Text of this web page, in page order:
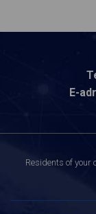
E-
Residents of